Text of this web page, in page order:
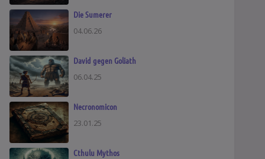
Die Sumerer
04.06.26
David gegen Goliath
06.04.25
Necronomicon
23.01.25
Cthulu Mythos